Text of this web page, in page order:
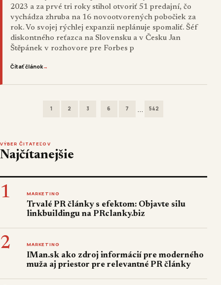
2023 a za prvé tri roky stihol otvoriť 51 predajní, čo
vychádza zhruba na 16 novootvorených pobočiek za
rok. Vo svojej rýchlej expanzii neplánuje spomaliť. Šéf
diskontného reťazca na Slovensku a v Česku Jan
Štěpánek v rozhovore pre Forbes p
Čítať článok→
1 2 3 6 7 ... 542
VÝBER ČITATEĽOV
Najčítanejšie
1 MARKETING
Trvalé PR články s efektom: Objavte silu
linkbuildingu na PRclanky.biz
2 MARKETING
IMan.sk ako zdroj informácií pre moderného
muža aj priestor pre relevantné PR články